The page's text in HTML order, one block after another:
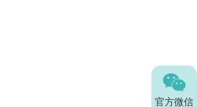

官方微信